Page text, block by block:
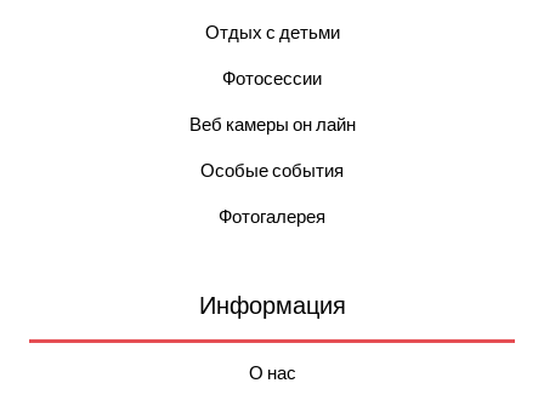
Отдых с детьми
Фотосессии
Веб камеры он лайн
Особые события
Фотогалерея
Информация
О нас